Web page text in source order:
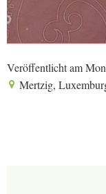
Veröffentlicht am
Mertzig,